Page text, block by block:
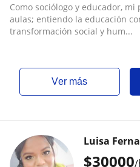
Como sociólogo y educador,
aulas; entiendo la educación
transformación social y hum...
ver más
$30000/
Luisa